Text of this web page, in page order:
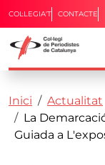
Vés al contingut
Capçalera
COL·LEGIA'T CONTACTE
Fil
Inici Actualitat
La
Guiada a